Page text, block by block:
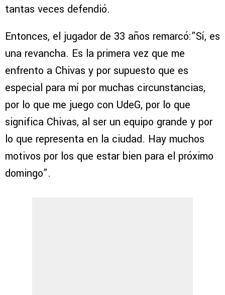
tantas veces defendió.
Entonces, el jugador de 33 años remarcó:”Sí, es
una revancha. Es la primera vez que me
enfrento a Chivas y por supuesto que es
especial para mí por muchas circunstancias,
por lo que me juego con UdeG, por lo que
significa Chivas, al ser un equipo grande y por
lo que representa en la ciudad. Hay muchos
motivos por los que estar bien para el próximo
domingo”.